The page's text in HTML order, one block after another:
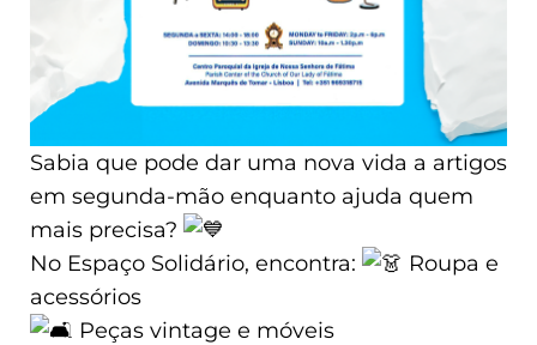
Sabia que pode dar uma nova vida a artigos
em segunda-mão enquanto ajuda quem
mais precisa?
No Espaço Solidário, encontra:
Roupa e
acessórios
Peças vintage e móveis